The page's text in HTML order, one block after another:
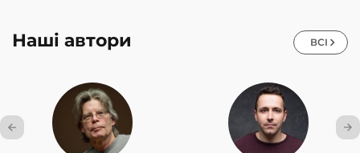
Наші автори ВСІ